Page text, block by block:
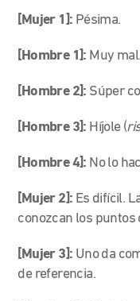
[Mujer 1]: Pésima.
[Hombre 1]: Muy mal.
[Hombre 2]: Súper
[Hombre 3]: Híjole (
[Hombre 4]: No lo
[Mujer 2]: Es difícil.
conozcan los puntos
[Mujer 3]: Uno da
de referencia.